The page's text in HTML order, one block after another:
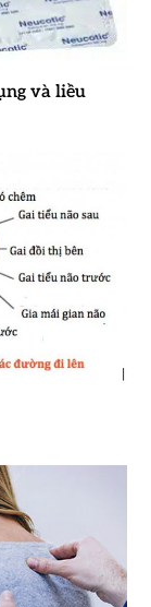
và liều